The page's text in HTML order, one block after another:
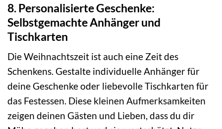
8. Personalisierte Geschenke:
Selbstgemachte Anhänger und
Tischkarten
Die Weihnachtszeit ist auch eine Zeit des
Schenkens. Gestalte individuelle Anhänger für
deine Geschenke oder liebevolle Tischkarten für
das Festessen. Diese kleinen Aufmerksamkeiten
zeigen deinen Gästen und Lieben, dass du dir